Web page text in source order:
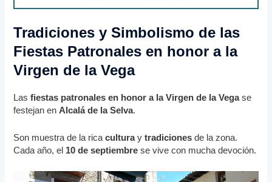
Tradiciones y Simbolismo de las
Fiestas Patronales en honor a la
Virgen de la Vega
Lasfiestas patronales en honor a la Virgen de la Vegase
festejan enAlcalá de la Selva.
Son muestra de la ricaculturaytradiciones de la zona.
Cada año, el 10 de septiembre se vive con mucha devoción.